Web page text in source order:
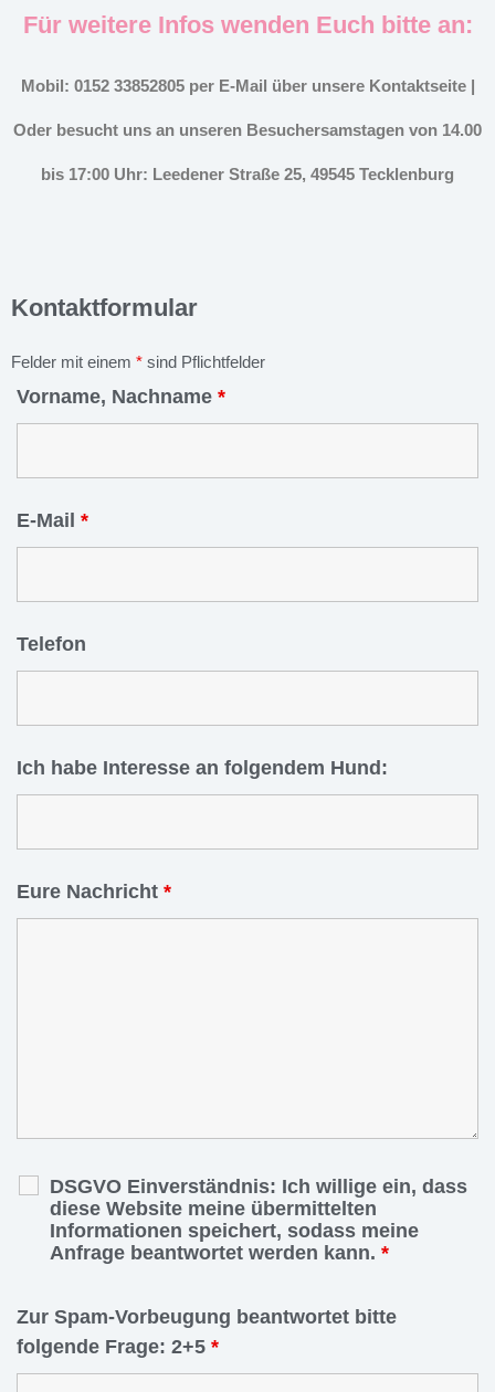
Für weitere Infos wenden Euch bitte an:
Mobil: 0152 33852805 per E-Mail über unsere Kontaktseite |
Oder besucht uns an unseren Besuchersamstagen von 14.00
bis 17:00 Uhr: Leedener Straße 25, 49545 Tecklenburg
Kontaktformular
Felder mit einem * sind Pflichtfelder
Vorname, Nachname *
E-Mail *
Telefon
Ich habe Interesse an folgendem Hund:
Eure Nachricht *
DSGVO Einverständnis: Ich willige ein, dass
diese Website meine übermittelten
Informationen speichert, sodass meine
Anfrage beantwortet werden kann. *
Zur Spam-Vorbeugung beantwortet bitte
folgende Frage: 2+5 *